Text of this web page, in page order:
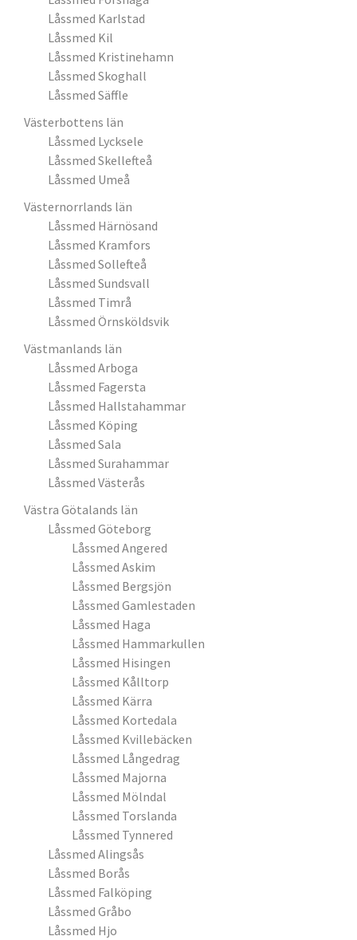
Låssmed Karlstad
Låssmed Kil
Låssmed Kristinehamn
Låssmed Skoghall
Låssmed Säffle
Västerbottens län
Låssmed Lycksele
Låssmed Skellefteå
Låssmed Umeå
Västernorrlands län
Låssmed Härnösand
Låssmed Kramfors
Låssmed Sollefteå
Låssmed Sundsvall
Låssmed Timrå
Låssmed Örnsköldsvik
Västmanlands län
Låssmed Arboga
Låssmed Fagersta
Låssmed Hallstahammar
Låssmed Köping
Låssmed Sala
Låssmed Surahammar
Låssmed Västerås
Västra Götalands län
Låssmed Göteborg
Låssmed Angered
Låssmed Askim
Låssmed Bergsjön
Låssmed Gamlestaden
Låssmed Haga
Låssmed Hammarkullen
Låssmed Hisingen
Låssmed Kålltorp
Låssmed Kärra
Låssmed Kortedala
Låssmed Kvillebäcken
Låssmed Långedrag
Låssmed Majorna
Låssmed Mölndal
Låssmed Torslanda
Låssmed Tynnered
Låssmed Alingsås
Låssmed Borås
Låssmed Falköping
Låssmed Gråbo
Låssmed Hjo